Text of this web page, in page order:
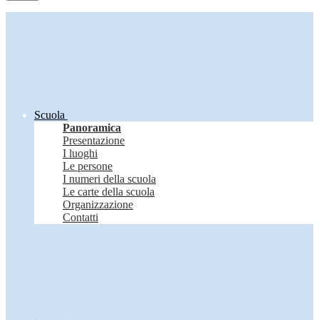
Scuola
Panoramica
Presentazione
I luoghi
Le persone
I numeri della scuola
Le carte della scuola
Organizzazione
Contatti